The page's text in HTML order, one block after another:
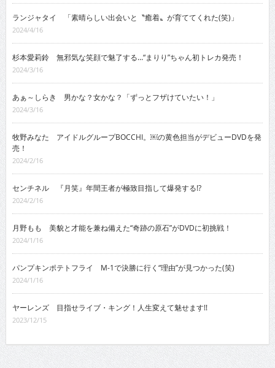
ランジャタイ 「素晴らしい出会いと〝癒着〟が育ててくれた(笑)」
2024/4/16
杉本愛莉鈴 無邪気な笑顔で魅了する…“まりり”ちゃん初トレカ発売！
2024/3/16
あぁ～しらき 男かな？女かな？「ずっとフザけていたい！」
2024/3/16
牧野みなた アイドルグループBOCCHI。￼の黄色担当がデビューDVDを発
売！
2024/2/16
センチネル 『月笑』年間王者が極致目指して爆発する!?
2024/2/16
月野もも 美貌と才能を兼ね備えた“奇跡の原石”がDVDに初挑戦！
2024/1/16
パンプキンポテトフライ M-1で決勝に行く“理由”が見つかった(笑)
2024/1/16
ヤーレンズ 目指せライブ・キング！人生変えて魅せます!!
2023/12/15